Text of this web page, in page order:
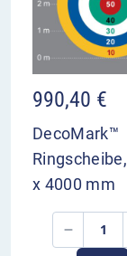
990,40 €
DecoMark™
x 4000 mm